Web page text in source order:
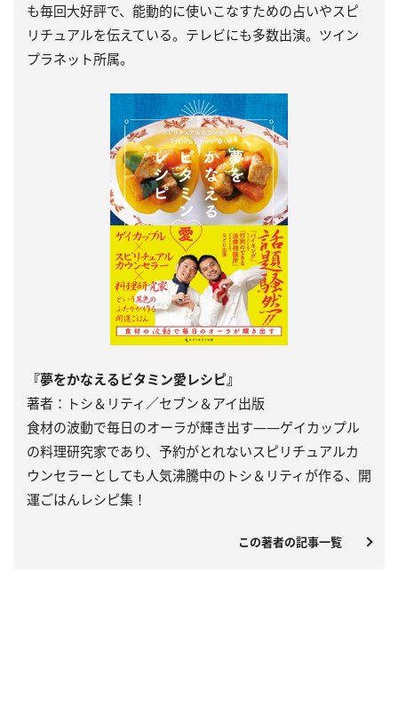
も毎回大好評で、能動的に使いこなすための占いやスピ
リチュアルを伝えている。テレビにも多数出演。ツイン
プラネット所属。
『夢をかなえるビタミン愛レシピ』
著者：トシ＆リティ／セブン＆アイ出版
食材の波動で毎日のオーラが輝き出す――ゲイカップル
の料理研究家であり、予約がとれないスピリチュアルカ
ウンセラーとしても人気沸騰中のトシ＆リティが作る、開
運ごはんレシピ集！
この著者の記事一覧